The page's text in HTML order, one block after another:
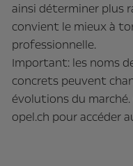
ainsi déterminer plus
convient le mieux à
professionnelle.
Important: les noms
concrets peuvent
évolutions du
opel.ch pour accéder